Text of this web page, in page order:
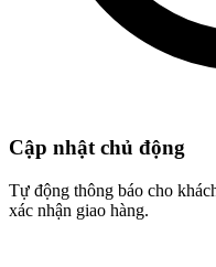
Cập nhật chủ động
Tự động thông báo cho
xác nhận giao hàng.